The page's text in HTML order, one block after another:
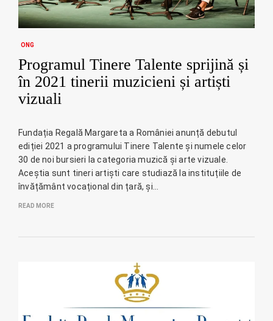
ONG
Programul Tinere Talente sprijină și
în 2021 tinerii muzicieni și artiști
vizuali
Fundația Regală Margareta a României anunță debutul
ediției 2021 a programului Tinere Talente și numele celor
30 de noi bursieri la categoria muzică și arte vizuale.
Aceștia sunt tineri artiști care studiază la instituțiile de
învățământ vocațional din țară, și…
READ MORE